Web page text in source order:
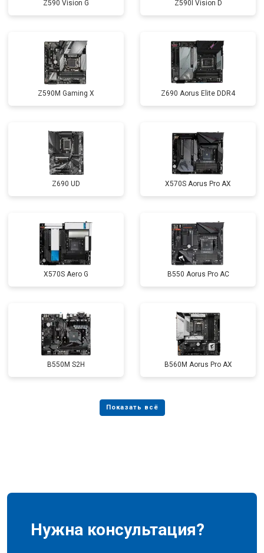
Z590 Vision G Z590I Vision D
Z590M Gaming X Z690 Aorus Elite DDR4
Z690 UD X570S Aorus Pro AX
X570S Aero G B550 Aorus Pro AC
B550M S2H B560M Aorus Pro AX
Нужна консультация?